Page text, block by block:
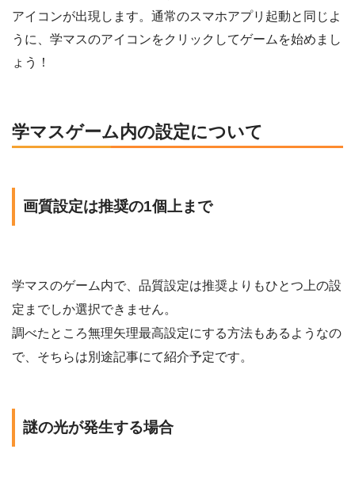
アイコンが出現します。通常のスマホアプリ起動と同じよ
うに、学マスのアイコンをクリックしてゲームを始めまし
ょう！
学マスゲーム内の設定について
画質設定は推奨の1個上まで
学マスのゲーム内で、品質設定は推奨よりもひとつ上の設
定までしか選択できません。
調べたところ無理矢理最高設定にする方法もあるようなの
で、そちらは別途記事にて紹介予定です。
謎の光が発生する場合